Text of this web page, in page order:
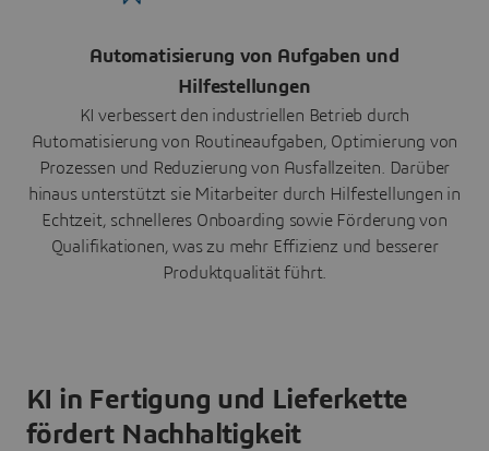
Automatisierung von Aufgaben und
Hilfestellungen
KI verbessert den industriellen Betrieb durch
Automatisierung von Routineaufgaben, Optimierung von
Prozessen und Reduzierung von Ausfallzeiten. Darüber
hinaus unterstützt sie Mitarbeiter durch Hilfestellungen in
Echtzeit, schnelleres Onboarding sowie Förderung von
Qualifikationen, was zu mehr Effizienz und besserer
Produktqualität führt.
KI in Fertigung und Lieferkette
fördert Nachhaltigkeit